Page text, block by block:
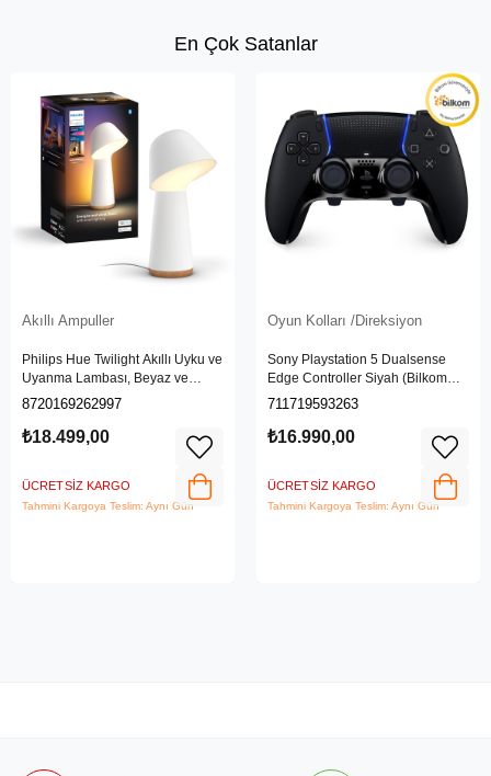
En Çok Satanlar
Akıllı Ampuller
Philips Hue Twilight Akıllı Uyku ve
Uyanma Lambası, Beyaz ve
Renkli Işık, Alexa, Apple Home ve
8720169262997
₺18.499,00
ÜCRETSIZ KARGO
Tahmini Kargoya Teslim: Aynı Gün
Oyun Kolları /Direksiyon
Sony Playstation 5 Dualsense
Edge Controller Siyah (Bilkom
Garantili)
711719593263
₺16.990,00
ÜCRETSIZ KARGO
Tahmini Kargoya Teslim: Aynı Gün